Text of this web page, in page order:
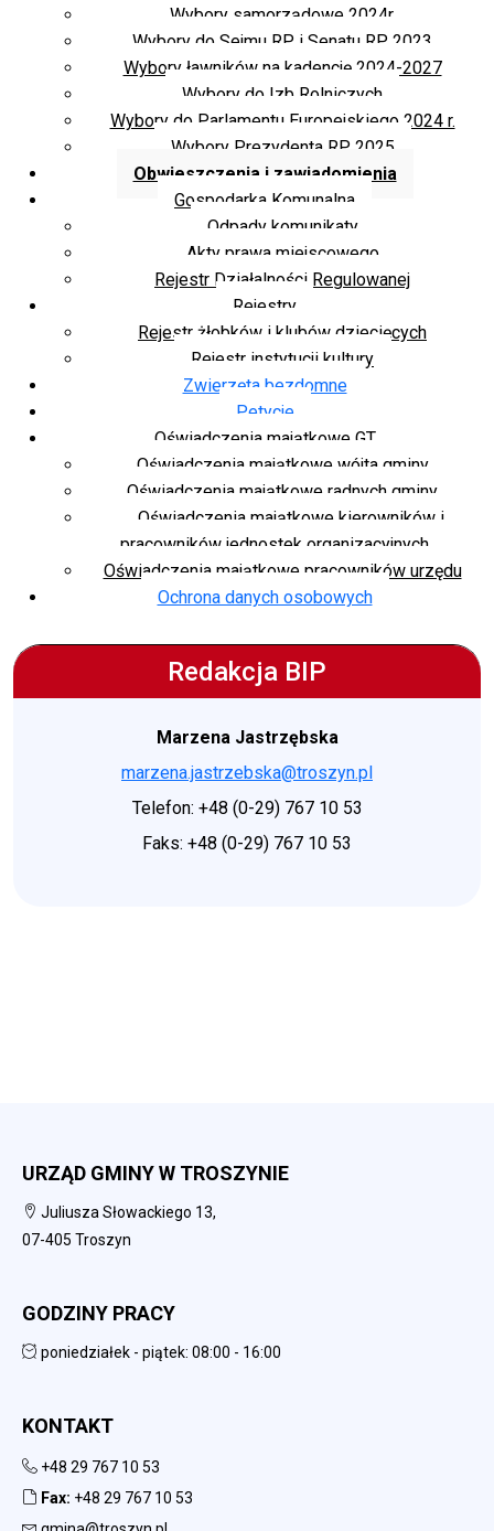
Wybory samorządowe 2024r.
Wybory do Sejmu RP i Senatu RP 2023
Wybory ławników na kadencję 2024-2027
Wybory do Izb Rolniczych
Wybory do Parlamentu Europejskiego 2024 r.
Wybory Prezydenta RP 2025
Obwieszczenia i zawiadomienia
Gospodarka Komunalna
Odpady komunikaty
Akty prawa miejscowego
Rejestr Działalności Regulowanej
Rejestry
Rejestr żłobków i klubów dziecięcych
Rejestr instytucji kultury
Zwierzęta bezdomne
Petycje
Oświadczenia majątkowe GT
Oświadczenia majątkowe wójta gminy
Oświadczenia majątkowe radnych gminy
Oświadczenia majątkowe kierowników i
pracowników jednostek organizacyjnych
Oświadczenia majątkowe pracowników urzędu
Ochrona danych osobowych
Redakcja BIP
Marzena Jastrzębska
marzena.jastrzebska@troszyn.pl
Telefon: +48 (0-29) 767 10 53
Faks: +48 (0-29) 767 10 53
URZĄD GMINY W TROSZYNIE
Juliusza Słowackiego 13,
07-405 Troszyn
GODZINY PRACY
poniedziałek - piątek: 08:00 - 16:00
KONTAKT
+48 29 767 10 53
Fax: +48 29 767 10 53